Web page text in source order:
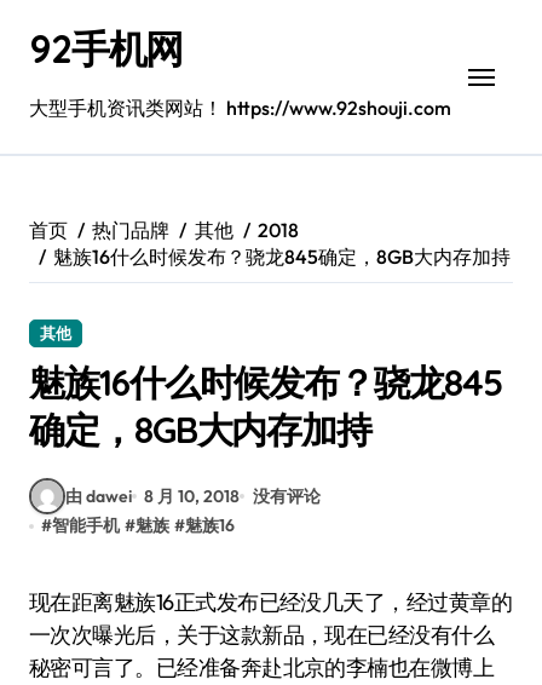
92手机网
大型手机资讯类网站！ https://www.92shouji.com
首页 热门品牌 其他
2018
魅族16什么时候发布？骁龙845确定，8GB大内存加持
其他
魅族16什么时候发布？骁龙845
确定，8GB大内存加持
由 dawei 8 月 10, 2018 没有评论
#智能手机 #魅族 #魅族16
现在距离魅族16正式发布已经没几天了，经过黄章的
一次次曝光后，关于这款新品，现在已经没有什么
秘密可言了。已经准备奔赴北京的李楠也在微博上